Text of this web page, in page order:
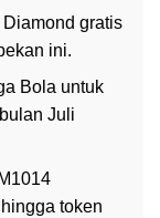
gratis
ini.
Bola untuk
Juli
token